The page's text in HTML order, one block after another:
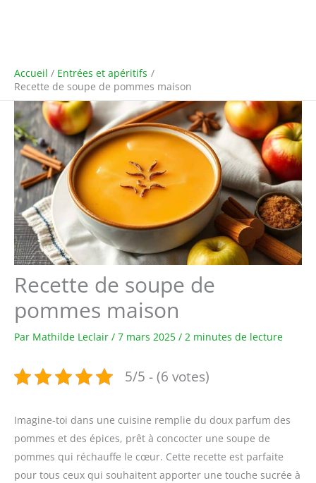
Accueil
Entrées et apéritifs
Recette de soupe de pommes maison
Recette de soupe de
pommes maison
Par Mathilde Leclair / 7 mars 2025 / 2 minutes de lecture
5/5 - (6 votes)
Imagine-toi dans une cuisine remplie du doux parfum des
pommes et des épices, prêt à concocter une soupe de
pommes qui réchauffe le cœur. Cette recette est parfaite
pour tous ceux qui souhaitent apporter une touche sucrée à